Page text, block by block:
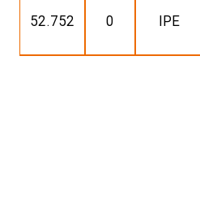
IPE
0
52.752